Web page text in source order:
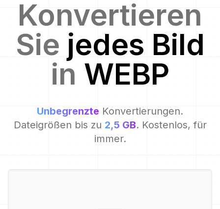
Konvertieren
Sie jedes Bild
in WEBP
Unbegrenzte Konvertierungen.
Dateigrößen bis zu 2,5 GB. Kostenlos, für
immer.